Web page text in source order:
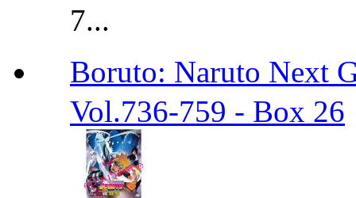
7...
Boruto: Naruto Next
Vol.736-759 - Box 26